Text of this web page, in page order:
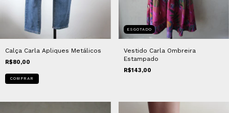
Calça Carla Apliques Metálicos
R$80,00
COMPRAR
ESGOTADO
Vestido Carla Ombreira
Estampado
R$143,00